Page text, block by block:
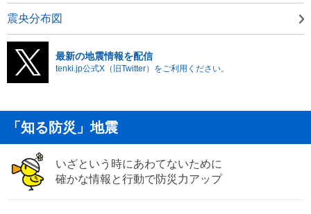
震央分布図
最新の地震情報を配信
tenki.jp公式X（旧Twitter）をご利用ください。
「知る防災」地震
いざという時にあわてないために
確かな情報と行動で防災力アップ